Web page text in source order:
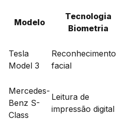
Modelo
Tecnologia
Biometria
Tesla
Model 3
Reconhecimento
facial
Mercedes-
Benz S-
Class
Leitura de
impressão digital